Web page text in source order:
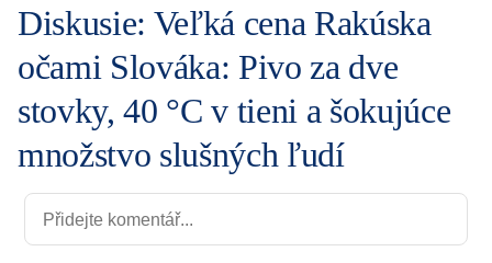
Diskusie: Veľká cena Rakúska
očami Slováka: Pivo za dve
stovky, 40 °C v tieni a šokujúce
množstvo slušných ľudí